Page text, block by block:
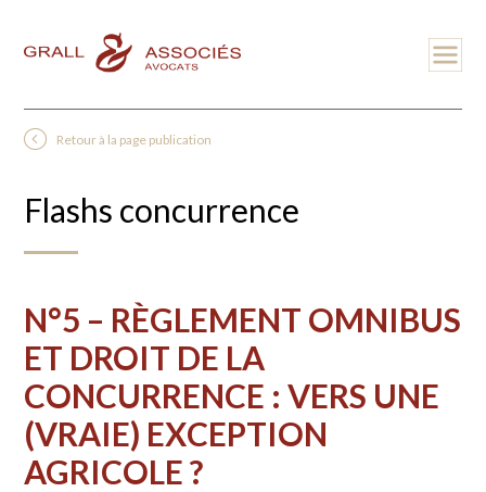
Retour à la page publication
Flashs concurrence
N°5 – RÈGLEMENT OMNIBUS
ET DROIT DE LA
CONCURRENCE : VERS UNE
(VRAIE) EXCEPTION
AGRICOLE ?